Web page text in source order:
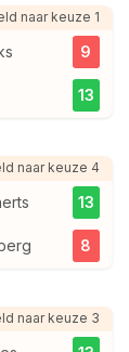
naar keuze 1
9
13
naar keuze 4
13
8
naar keuze 3